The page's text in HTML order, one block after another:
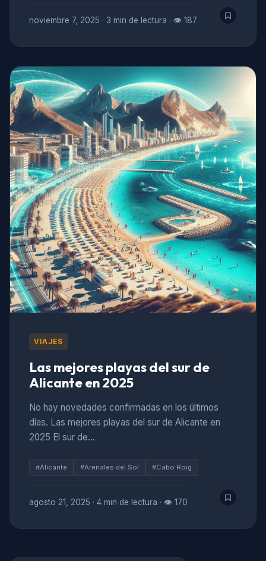
noviembre 7, 2025 · 3 min de lectura · 👁 187
VIAJES
Las mejores playas del sur de
Alicante en 2025
No hay novedades confirmadas en los últimos
días. Las mejores playas del sur de Alicante en
2025 El sur de…
#Alicante #Arenales del Sol #Cabo Roig
agosto 21, 2025 · 4 min de lectura · 👁 170